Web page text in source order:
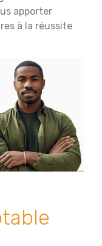
apporter
à la réussite